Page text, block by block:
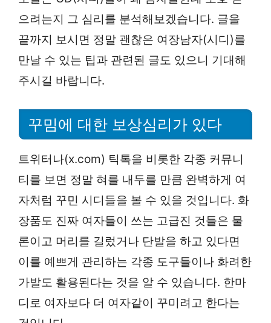
으려는지 그 심리를 분석해보겠습니다. 글을
끝까지 보시면 정말 괜찮은 여장남자(시디)를
만날 수 있는 팁과 관련된 글도 있으니 기대해
주시길 바랍니다.
꾸밈에 대한 보상심리가 있다
트위터나(x.com) 틱톡을 비롯한 각종 커뮤니
티를 보면 정말 혀를 내두를 만큼 완벽하게 여
자처럼 꾸민 시디들을 볼 수 있을 것입니다. 화
장품도 진짜 여자들이 쓰는 고급진 것들은 물
론이고 머리를 길렀거나 단발을 하고 있다면
이를 예쁘게 관리하는 각종 도구들이나 화려한
가발도 활용된다는 것을 알 수 있습니다. 한마
디로 여자보다 더 여자같이 꾸미려고 한다는